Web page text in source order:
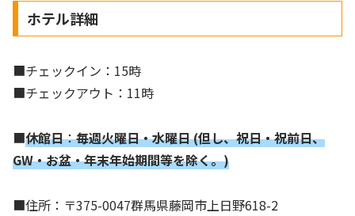
ホテル詳細
■チェックイン：15時
■チェックアウト：11時
■休館日：毎週火曜日・水曜日 (但し、祝日・祝前日、
GW・お盆・年末年始期間等を除く。)
■住所：〒375-0047群馬県藤岡市上日野618-2